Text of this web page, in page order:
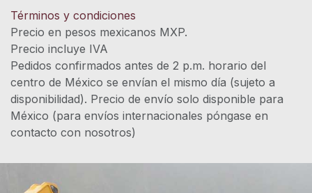
Términos y condiciones
Precio en pesos mexicanos MXP.
Precio incluye IVA
Pedidos confirmados antes de 2 p.m. horario del
centro de México se envían el mismo día (sujeto a
disponibilidad). Precio de envío solo disponible para
México (para envíos internacionales póngase en
contacto con nosotros)